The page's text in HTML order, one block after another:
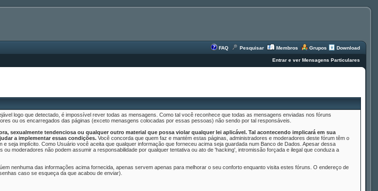
FAQ Pesquisar Membros Grupos Download
Entrar e ver Mensagens Particulares
logo que detectado, é impossível rever todas as mensagens. Como tal você reconhece que todas as mensagens enviadas nos fóruns
ou os encarregados das páginas (exceto menasgens colocadas por essas pessoas) não sendo por tal responsáveis.
sexualmente tendenciosa ou qualquer outro material que possa violar qualquer lei aplicável. Tal acontecendo implicará em sua
a implementar essas condições. Você concorda que quem faz e mantém estas páginas, administradores e moderadores deste fórum têm o
seja implícito. Como Usuário você aceita que qualquer informação que forneceu acima seja guardada num Banco de Dados. Apesar dessa
moderadores não podem assumir a responsabilidade por qualquer tentativa ou ato de 'hacking', intromissão forçada e ilegal que conduza a
nenhuma das informações acima fornecida, apenas servem apenas para melhorar o seu conforto enquanto visita estes fóruns. O endereço de
caso se esqueça da que acabou de enviar).